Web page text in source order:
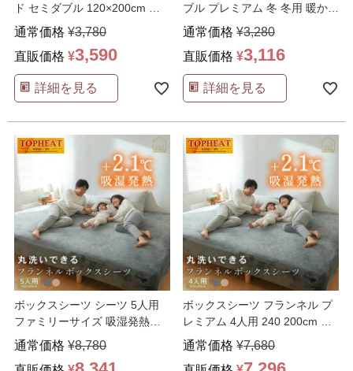
ド セミダブル 120×200cm プ
レミアム リ …
通常価格 ¥3,780
直販価格 ¥3,590
詳細を見る
ブル プレミアム 冬 冬用 暖かい
ふわふわ 洗え …
通常価格 ¥3,280
直販価格 ¥3,116
詳細を見る
ボックスシーツ シーツ 5人用
ファミリーサイズ 吸湿発熱
TOPHEAT プレ…
通常価格 ¥8,780
ボックスシーツ フランネル プ
レミアム 4人用 240 200cm フ
ァミリー…
通常価格 ¥7,680